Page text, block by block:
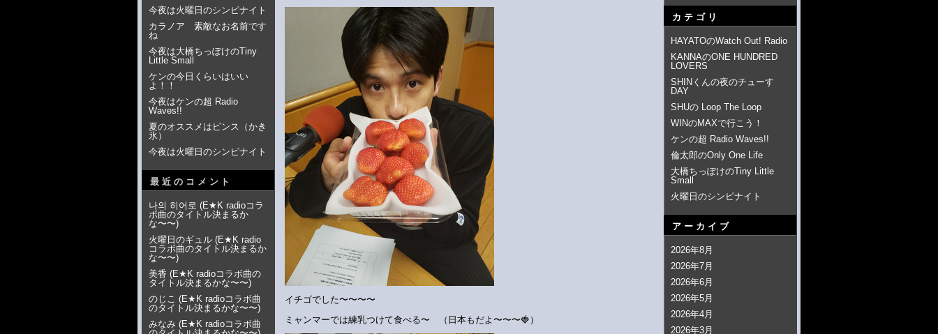
今夜は火曜日のシンピナイト
カラノア 素敵なお名前です
ね
今夜は大橋ちっぽけのTiny
Little Small
ケンの今日くらいはいい
よ！！
今夜はケンの超 Radio
Waves!!
夏のオススメはピンス（かき
氷）
今夜は火曜日のシンピナイト
最近のコメント
나의 히어로 (E★K radioコラ
ボ曲のタイトル決まるか
な〜〜)
火曜日のギュル (E★K radio
コラボ曲のタイトル決まるか
な〜〜)
美香 (E★K radioコラボ曲の
タイトル決まるかな〜〜)
のじこ (E★K radioコラボ曲
のタイトル決まるかな〜〜)
みなみ (E★K radioコラボ曲
イチゴでした〜〜〜〜
ミャンマーでは練乳つけて食べる〜 （日本もだよ〜〜〜🍓）
カテゴリ
HAYATOのWatch Out! Radio
KANNAのONE HUNDRED
LOVERS
SHINくんの夜のチューす
DAY
SHUの Loop The Loop
WINのMAXで行こう！
ケンの超 Radio Waves!!
倫太郎のOnly One Life
大橋ちっぽけのTiny Little
Small
火曜日のシンピナイト
アーカイブ
2026年8月
2026年7月
2026年6月
2026年5月
2026年4月
2026年3月